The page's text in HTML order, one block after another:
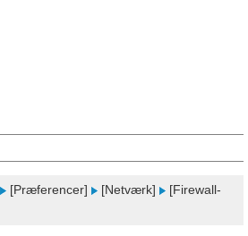
[Præferencer] [Netværk]
[Firewall-